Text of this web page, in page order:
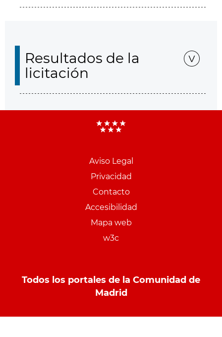
Resultados de la
licitación
Aviso Legal
Privacidad
Contacto
Accesibilidad
Mapa web
w3c
Todos los portales de la Comunidad de
Madrid